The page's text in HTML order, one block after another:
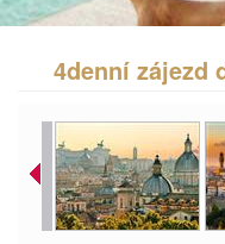
4denní zájezd